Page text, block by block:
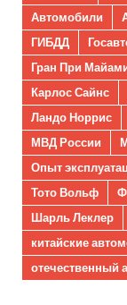
Автомобили
ГИБДД
Гран При
Карлос Сайнс
Ландо Норрис
МВД России
Опыт
Тото Вольф
Шарль Леклер
китайские
отечественный